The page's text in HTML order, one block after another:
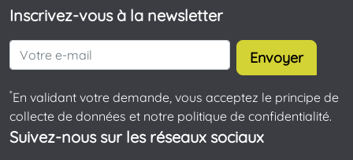
Inscrivez-vous à la newsletter
Envoyer
*En validant votre demande, vous acceptez le principe de
collecte de données et notre politique de confidentialité.
Suivez-nous sur les réseaux sociaux